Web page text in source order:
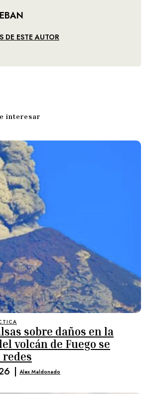
DE ESTE AUTOR
interesar
sobre daños en la
volcán de Fuego se
| Alex Maldonado